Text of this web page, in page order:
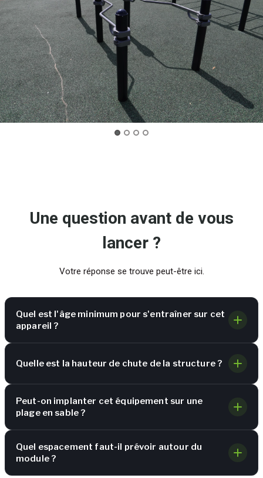
Une question avant de vous
lancer ?
Votre réponse se trouve peut-être ici.
Quel est l'âge minimum pour s'entraîner sur cet
appareil ?
Quelle est la hauteur de chute de la structure ?
Peut-on implanter cet équipement sur une
plage en sable ?
Quel espacement faut-il prévoir autour du
module ?